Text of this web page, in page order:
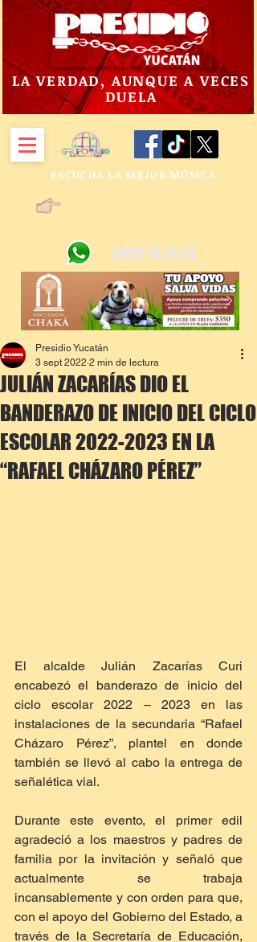
LA VERDAD, AUNQUE A VECES
DUELA
ESCUCHA LA MEJOR MÚSICA
9992 14 24 24
JULIÁN ZACARÍAS DIO EL
BANDERAZO DE INICIO DEL CICLO
ESCOLAR 2022-2023 EN LA
“RAFAEL CHÁZARO PÉREZ”
Presidio Yucatán
3 sept 2022 2 min de lectura
El alcalde Julián Zacarías Curi
encabezó el banderazo de inicio del
ciclo escolar 2022 – 2023 en las
instalaciones de la secundaria “Rafael
Cházaro Pérez”, plantel en donde
también se llevó al cabo la entrega de
señalética vial.
Durante este evento, el primer edil
agradeció a los maestros y padres de
familia por la invitación y señaló que
actualmente se trabaja
incansablemente y con orden para que,
con el apoyo del Gobierno del Estado, a
través de la Secretaría de Educación,